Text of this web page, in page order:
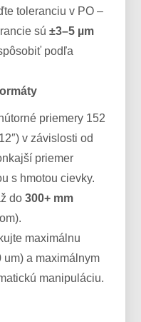
toleranciu v PO –
sú±3–5 µm
podľa
priemery 152
v závislosti od
priemer
s hmotou cievky.
do300+ mm
maximálnu
um) a maximálnym
manipuláciu.